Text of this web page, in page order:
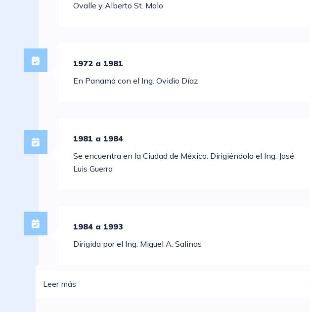
Ovalle y Alberto St. Malo
1972 a 1981
En Panamá con el Ing. Ovidio Díaz
1981 a 1984
Se encuentra en la Ciudad de México. Dirigiéndola el Ing. José
Luis Guerra
1984 a 1993
Dirigida por el Ing. Miguel A. Salinas
Leer más